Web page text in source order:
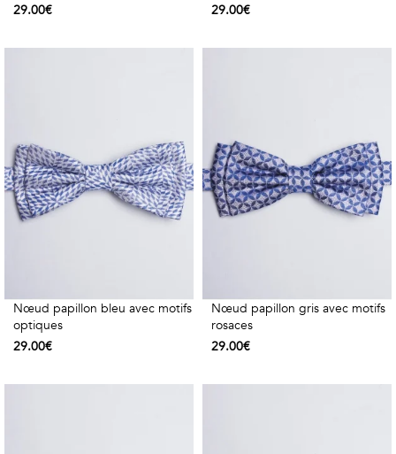
29.00€
29.00€
Nœud papillon bleu avec motifs
optiques
29.00€
Nœud papillon gris avec motifs
rosaces
29.00€